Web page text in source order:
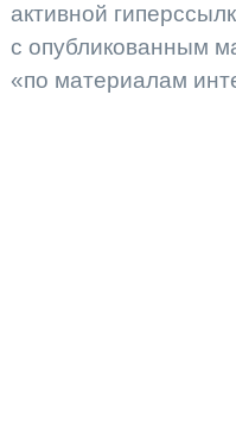
активной
с опубликованным
«по материалам